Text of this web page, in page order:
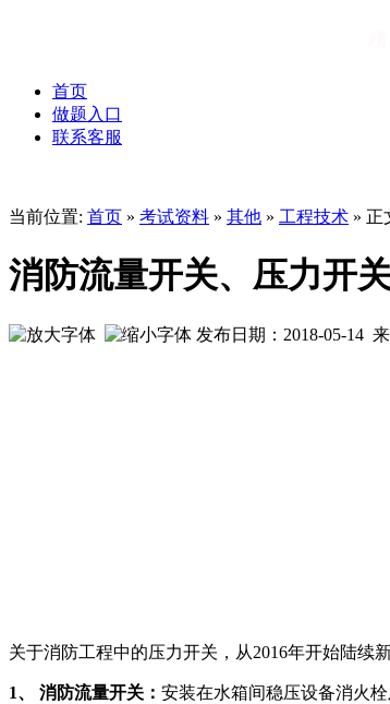
首页
做题入口
联系客服
当前位置: 首页 » 考试资料 » 其他 » 工程技术 » 正
消防流量开关、压力开
发布日期：2018-05-14 来
关于消防工程中的压力开关，从2016年开始陆续
1、 消防流量开关： 安装在水箱间稳压设备消火